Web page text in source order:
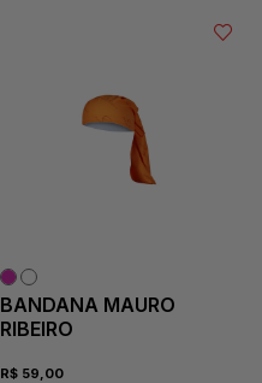
BANDANA MAURO
RIBEIRO
R$ 59,00